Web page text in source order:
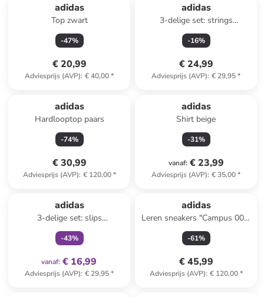
adidas
Top zwart
-47%
€ 20,99
Adviesprijs (AVP): € 40,00*
adidas
3-delige set: strings
beige/zwart/lichtroze
-16%
€ 24,99
Adviesprijs (AVP): € 29,95*
adidas
Hardlooptop paars
-74%
€ 30,99
Adviesprijs (AVP): € 120,00*
adidas
Shirt beige
-31%
vanaf: € 23,99
Adviesprijs (AVP): € 35,00*
adidas
3-delige set: slips
beige/lichtroze/zwart
-43%
vanaf: € 16,99
Adviesprijs (AVP): € 29,95*
adidas
Leren sneakers "Campus 00s"
antraciet
-61%
€ 45,99
Adviesprijs (AVP): € 120,00*